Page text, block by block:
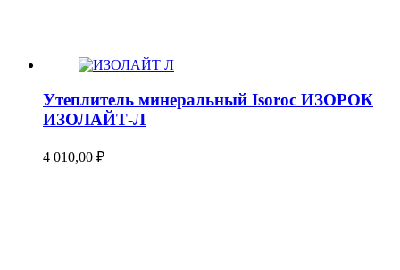
Утеплитель минеральный Isoroc ИЗОРОК
ИЗОЛАЙТ-Л
4 010,00 ₽